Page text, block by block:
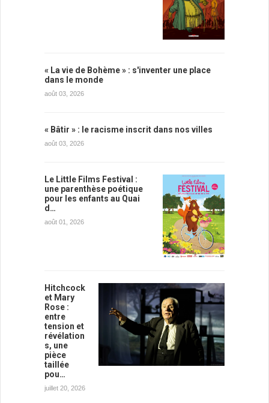
« La vie de Bohème » : s'inventer une place
dans le monde
août 03, 2026
« Bâtir » : le racisme inscrit dans nos villes
août 03, 2026
Le Little Films Festival :
une parenthèse poétique
pour les enfants au Quai
d…
août 01, 2026
Hitchcock
et Mary
Rose :
entre
tension et
révélation
s, une
pièce
taillée
pou…
juillet 20, 2026